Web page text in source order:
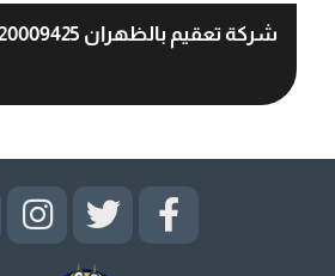
شركة تعقيم بالظهران 920009425